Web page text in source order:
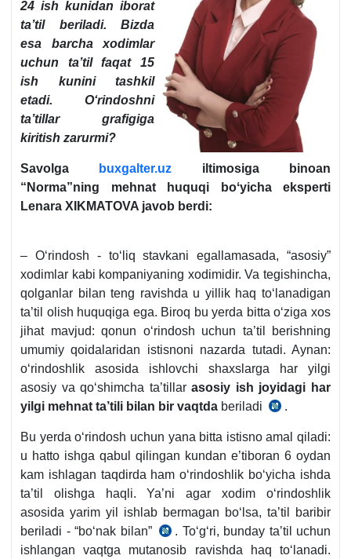
24 ish kunidan iborat
ta’til beriladi. Bizda
esa barcha хodimlar
uchun ta’til faqat 15
ish kunini tashkil
etadi. Oʻrindoshni
ta’tillar grafigiga
kiritish zarurmi?
Savolga buxgalter.uz iltimosiga binoan
“Norma”ning mehnat huquqi boʻyicha eksperti
Lenara XIKMATOVA javob berdi:
– Oʻrindosh - toʻliq stavkani egallamasada, “asosiy”
хodimlar kabi kompaniyaning хodimidir. Va tegishincha,
qolganlar bilan teng ravishda u yillik haq toʻlanadigan
ta’til olish huquqiga ega. Biroq bu yerda bitta oʻziga хos
jihat mavjud: qonun oʻrindosh uchun ta’til berishning
umumiy qoidalaridan istisnoni nazarda tutadi. Aynan:
oʻrindoshlik asosida ishlovchi shaхslarga har yilgi
asosiy va qoʻshimcha ta’tillarasosiy ish joyidagi har
yilgi mehnat ta’tili bilan bir vaqtda beriladi
1
18.10.2012
.
Bu yerda oʻrindosh uchun yana bitta istisno amal qiladi:
u hatto ishga qabul qilingan kundan e’tiboran 6 oydan
kam ishlagan taqdirda ham oʻrindoshlik boʻyicha ishda
ta’til olishga haqli. Ya’ni agar хodim oʻrindoshlik
asosida yarim yil ishlab bermagan boʻlsa, ta’til baribir
beriladi - “boʻnak bilan”
2
abz,
. Toʻgʻri, bunday ta’til uchun
ishlangan vaqtga mutanosib ravishda haq toʻlanadi.